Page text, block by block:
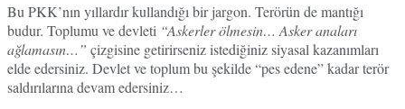
Bu PKK’nın yıllardır kullandığı bir jargon. Terörün de mantığı
budur. Toplumu ve devleti “Askerler ölmesin… Asker anaları
ağlamasın…” çizgisine getirirseniz istediğiniz siyasal kazanımları
elde edersiniz. Devlet ve toplum bu şekilde “pes edene” kadar terör
saldırılarına devam edersiniz…